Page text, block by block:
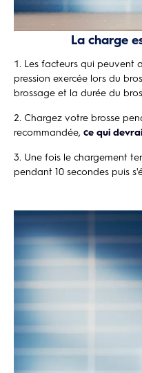
La charge
Les facteurs qui peuvent
pression exercée lors du
brossage et la durée du
Chargez votre brosse
recommandée, ce qui
Une fois le chargement
pendant 10 secondes puis